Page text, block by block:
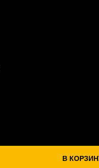
В